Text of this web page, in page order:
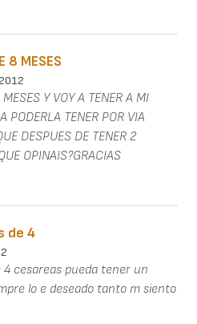
8 MESES
Y VOY A TENER A MI
PODERLA TENER POR VIA
DESPUES DE TENER 2
OPINAIS?GRACIAS
de 4
4 cesareas pueda tener un
lo e deseado tanto m siento